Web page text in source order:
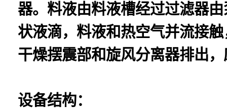
器。料液由料液槽经过过滤器
状液滴，料液和热空气并流接
干燥摆震部和旋风分离器排出
设备结构：